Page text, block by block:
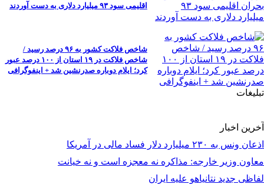
اقلیمی سود ۹۳ میلیارد دلاری به دست آوردند
شاخص فلاکت کشور به ۹۶ درصد رسید /
شاخص فلاکت در ۱۹ استان از ۱۰۰ درصد عبور
کرد؛ ایلام دوباره صدرنشین شد + اینفوگرافی
تبلیغات
آخرین اخبار
اذعان ونس به ۲۳۰ میلیارد دلار فساد مالی در آمریکا
معاون وزیر خارجه: مذاکره نه معجزه است و نه خیانت
لفاظی جدید نتانیاهو علیه ایران